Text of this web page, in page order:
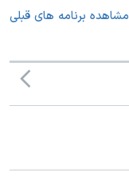
مشاهده برنامه های قبلی